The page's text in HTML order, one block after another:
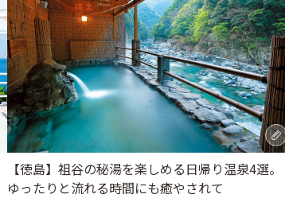
【徳島】祖谷の秘湯を楽しめる日帰り温泉4選。
ゆったりと流れる時間にも癒やされて